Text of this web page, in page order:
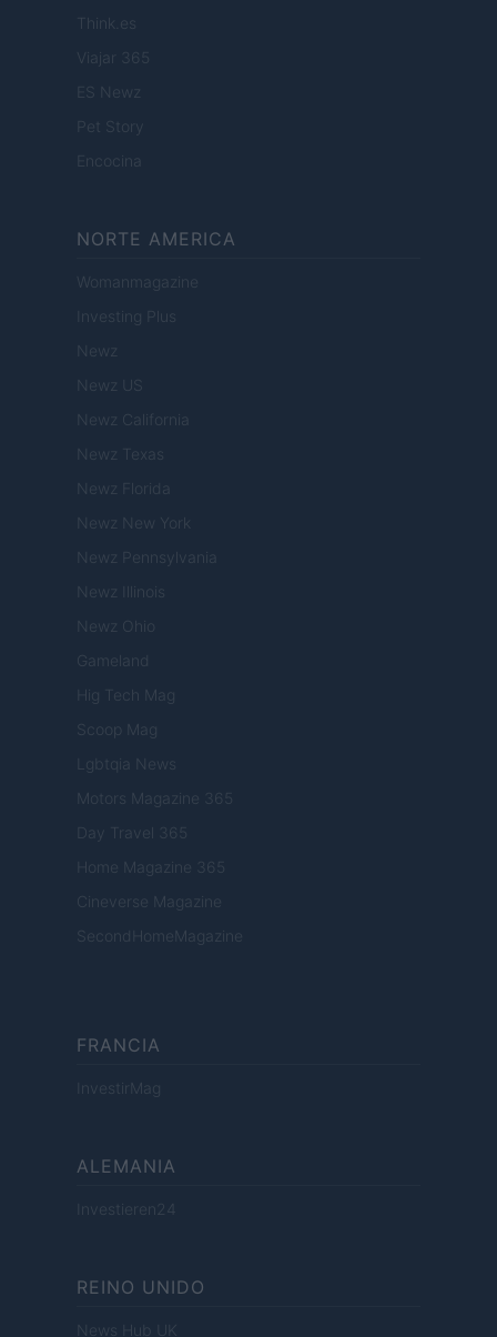
Think.es
Viajar 365
ES Newz
Pet Story
Encocina
NORTE AMERICA
Womanmagazine
Investing Plus
Newz
Newz US
Newz California
Newz Texas
Newz Florida
Newz New York
Newz Pennsylvania
Newz Illinois
Newz Ohio
Gameland
Hig Tech Mag
Scoop Mag
Lgbtqia News
Motors Magazine 365
Day Travel 365
Home Magazine 365
Cineverse Magazine
SecondHomeMagazine
FRANCIA
InvestirMag
ALEMANIA
Investieren24
REINO UNIDO
News Hub UK